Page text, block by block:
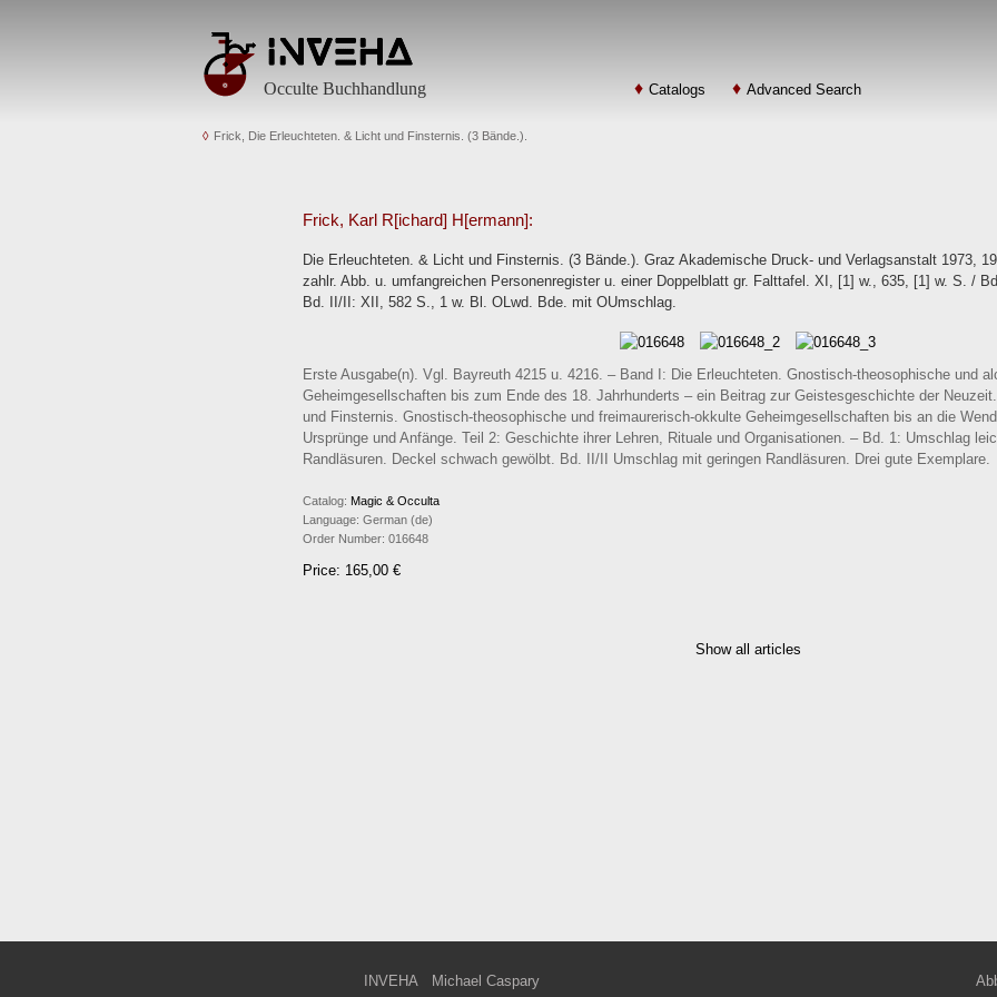
Occulte Buchhandlung Catalogs Advanced Search
Frick, Die Erleuchteten. & Licht und Finsternis. (3 Bände.).
Frick, Karl R[ichard] H[ermann]:
Die Erleuchteten. & Licht und Finsternis. (3 Bände.). Graz Akademische Druck- und Verlagsanstalt 1973,
zahlr. Abb. u. umfangreichen Personenregister u. einer Doppelblatt gr. Falttafel. XI, [1] w., 635, [1] w. S. /
Bd. II/II: XII, 582 S., 1 w. Bl. OLwd. Bde. mit OUmschlag.
Erste Ausgabe(n). Vgl. Bayreuth 4215 u. 4216. – Band I: Die Erleuchteten. Gnostisch-theosophische und
Geheimgesellschaften bis zum Ende des 18. Jahrhunderts – ein Beitrag zur Geistesgeschichte der
und Finsternis. Gnostisch-theosophische und freimaurerisch-okkulte Geheimgesellschaften bis an die
Ursprünge und Anfänge. Teil 2: Geschichte ihrer Lehren, Rituale und Organisationen. – Bd. 1: Umschlag
Randläsuren. Deckel schwach gewölbt. Bd. II/II Umschlag mit geringen Randläsuren. Drei gute Exemplare.
Catalog: Magic & Occulta
Language: German (de)
Order Number: 016648
Price: 165,00 €
Show all articles
INVEHA
Michael Caspary